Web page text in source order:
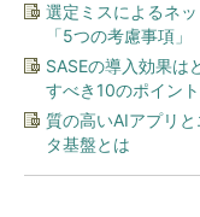
選定ミスによるネ
「5つの考慮事項」
SASEの導入効果
すべき10のポイント
質の高いAIアプリ
タ基盤とは